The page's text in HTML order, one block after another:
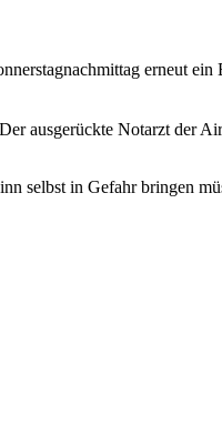
erneut
ausgerückte Notarzt der
selbst in Gefahr bringen